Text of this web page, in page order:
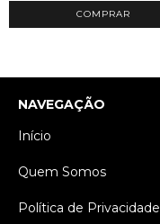
NAVEGAÇÃO
Início
Quem Somos
Política de Privacidade